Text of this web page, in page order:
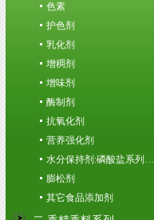
色素
护色剂
乳化剂
增稠剂
增味剂
酶制剂
抗氧化剂
营养强化剂
水分保持剂:磷酸盐系列…
膨松剂
其它食品添加剂